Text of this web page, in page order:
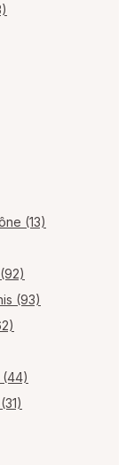
(13)
(93)
(44)